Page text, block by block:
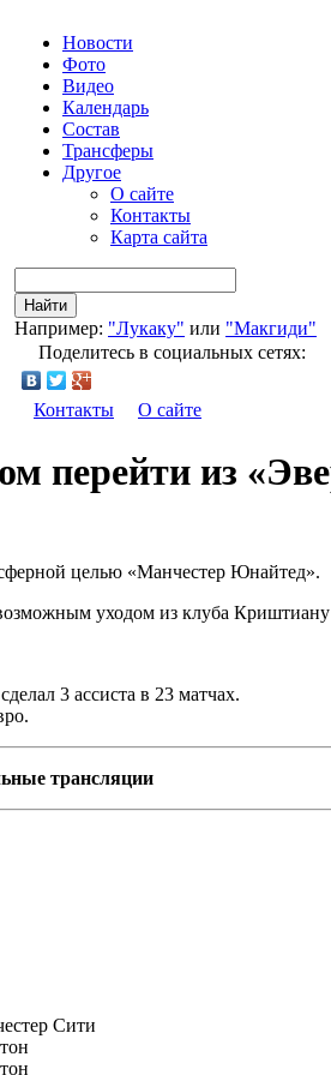
Новости
Фото
Видео
Календарь
Состав
Трансферы
Другое
О сайте
Контакты
Карта сайта
Найти
Например: "Лукаку" или "Макгиди"
Поделитесь в социальных сетях:
Контакты О сайте
перейти из
целью «Манчестер Юнайтед».
уходом из клуба
3 ассиста в 23 матчах.
трансляции
Сити